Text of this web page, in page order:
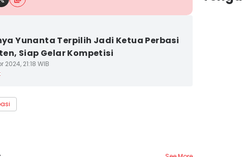
Yunanta Terpilih Jadi Ketua Perbasi
Siap Gelar Kompetisi
2024, 21:18 WIB